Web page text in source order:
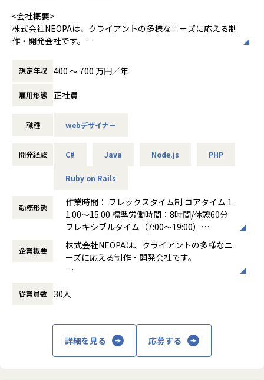
<会社概要>
株式会社NEOPAは、クライアントの多様なニーズに応える制
作・開発会社です。
主力の受託開発事業では、ニーズが高いスマホアプリの開発
をはじめ、WebサイトやWebデザイン、Webアプリの開発な
どを幅広く担当。案件はクライアントとの直接取引で、社内
で企画から開発、運用までを一貫して行います。
トータルデザインを担当したほか、10万人以上のユーザーが
対応しています。
また、これまでIT企業が参入していなかった映画製作にも挑
らわれず自分たちが価値を感じる事業に積極的に取り組んで
います。
クラウドを使ったインフラ構築・運用、品質を支えるプログ
ラミング、UXに関わるフロントエンドエンジニアリング等、
ともに開発を進めていきたい方を募集します。
野にチャレンジも可能です。弊社クライアントから指定され
る技術要件は特に無いことも多く、周囲のエンジニアと相談
しながら、最適なアーキテクチャ、フレームワークを選択し
想定年収 400 〜 700 万円／年
雇用形態 正社員
職種 webデザイナー
開発経験 C# Java Node.js PHP
Ruby on Rails
勤務形態
作業時間： フレックスタイム制 コアタイム 1
1:00～15:00 標準労働時間：8時間/休憩60分
フレキシブルタイム（7:00～19:00）
働き方：
フレックス制（コアタイムあり）
時間外労働の有無： 有（月平均20時間）
休憩時間： 60分
企業概要
株式会社NEOPAは、クライアントの多様なニ
ーズに応える制作・開発会社です。
ホアプリの開発をはじめ、WebサイトやWeb
ます。
これを強みとして、アパレル上場企業の会員
従業員数 30人
詳細を見る 応募する